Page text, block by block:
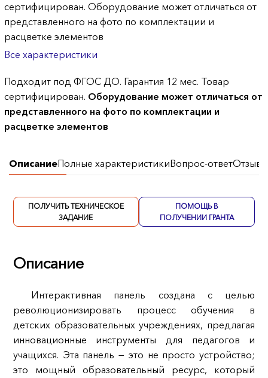
сертифицирован. Оборудование может отличаться от
представленного на фото по комплектации и
расцветке элементов
Все характеристики
Подходит под ФГОС ДО. Гарантия 12 мес. Товар
сертифицирован. Оборудование может отличаться от
представленного на фото по комплектации и
расцветке элементов
ОписаниеПолные характеристикиВопрос-ответОтзывы
ПОЛУЧИТЬ ТЕХНИЧЕСКОЕ
ЗАДАНИЕ
ПОМОЩЬ В
ПОЛУЧЕНИИ ГРАНТА
Описание
Интерактивная панель создана с целью
революционизировать процесс обучения в
детских образовательных учреждениях, предлагая
инновационные инструменты для педагогов и
учащихся. Эта панель — это не просто устройство;
это мощный образовательный ресурс, который